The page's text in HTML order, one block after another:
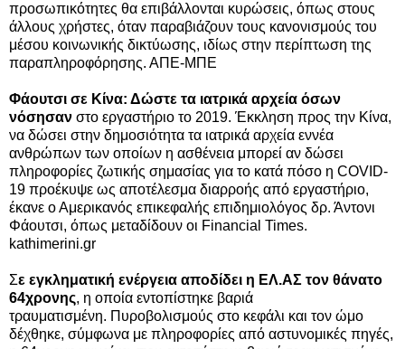
προσωπικότητες θα επιβάλλονται κυρώσεις, όπως στους
άλλους χρήστες, όταν παραβιάζουν τους κανονισμούς του
μέσου κοινωνικής δικτύωσης, ιδίως στην περίπτωση της
παραπληροφόρησης. ΑΠΕ-ΜΠΕ
Φάουτσι σε Κίνα: Δώστε τα ιατρικά αρχεία όσων
νόσησαν στο εργαστήριο το 2019. Έκκληση προς την Κίνα,
να δώσει στην δημοσιότητα τα ιατρικά αρχεία εννέα
ανθρώπων των οποίων η ασθένεια μπορεί αν δώσει
πληροφορίες ζωτικής σημασίας για το κατά πόσο η COVID-
19 προέκυψε ως αποτέλεσμα διαρροής από εργαστήριο,
έκανε ο Αμερικανός επικεφαλής επιδημιολόγος δρ. Άντονι
Φάουτσι, όπως μεταδίδουν οι Financial Times.
kathimerini.gr
Σε εγκληματική ενέργεια αποδίδει η ΕΛ.ΑΣ τον θάνατο
64χρονης, η οποία εντοπίστηκε βαριά
τραυματισμένη. Πυροβολισμούς στο κεφάλι και τον ώμο
δέχθηκε, σύμφωνα με πληροφορίες από αστυνομικές πηγές,